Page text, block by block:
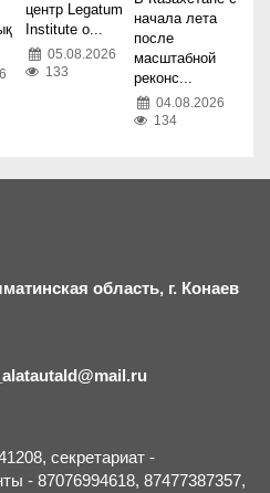
центр Legatum
Institute о...
05.08.2026
133
начала лета
после
масштабной
реконс...
04.08.2026
134
область, г. Конаев
секретариат -
- 87076994618, 87477387357,